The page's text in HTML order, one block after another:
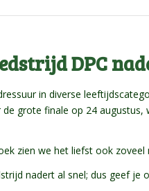
DPC
in diverse
grote finale op 24 augustus,
zien we het liefst ook
nadert al snel; dus geef je